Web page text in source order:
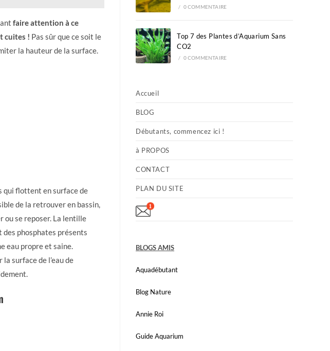
faire attention à ce
cuites ! Pas sûr que ce soit le
la hauteur de la surface.
qui flottent en surface de
de la retrouver en bassin,
ou se reposer. La lentille
phosphates présents
eau propre et saine.
surface de l’eau de
/ 0 COMMENTAIRE
Top 7 des Plantes d’Aquarium Sans
CO2
/ 0 COMMENTAIRE
Accueil
BLOG
Débutants, commencez ici !
à PROPOS
CONTACT
PLAN DU SITE
BLOGS AMIS
Aquadébutant
Blog Nature
Annie Roi
Guide Aquarium